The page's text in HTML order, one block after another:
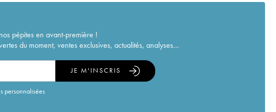
pépites en avant-première !
du moment, ventes exclusives, actualités, analyses...
personnalisées
JE M'INSCRIS